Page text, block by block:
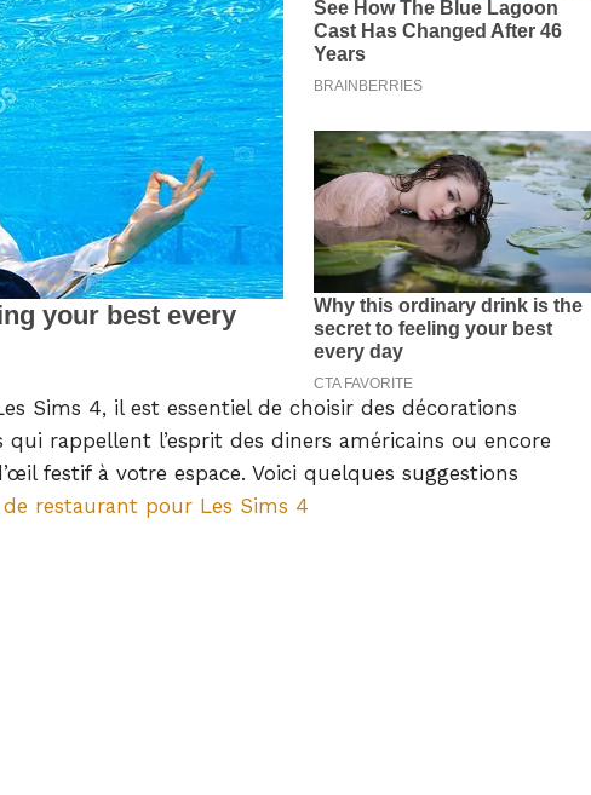
Sims 4, il est essentiel de choisir des décorations
rappellent l’esprit des diners américains ou encore
festif à votre espace. Voici quelques suggestions
restaurant pour Les Sims 4